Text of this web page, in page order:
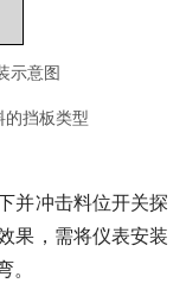
示意图
挡板类型
冲击料位开关探
果，需将仪表安装